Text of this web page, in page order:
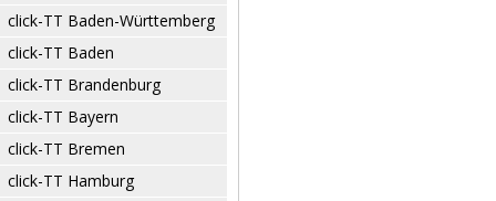
click-TT Baden-Württemberg
click-TT Baden
click-TT Brandenburg
click-TT Bayern
click-TT Bremen
click-TT Hamburg